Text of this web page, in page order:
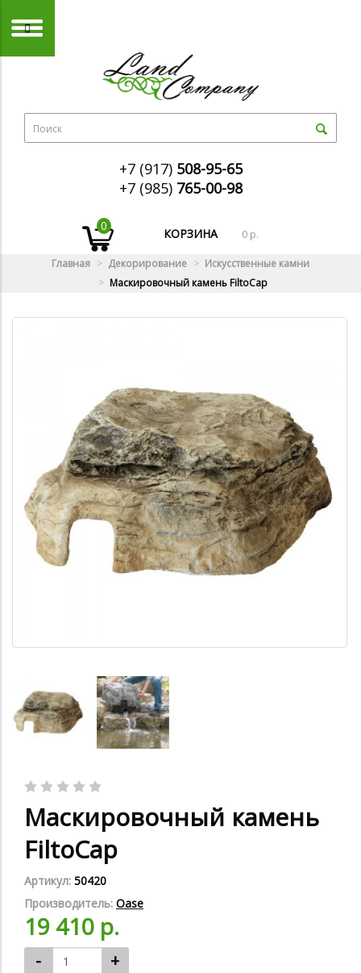
+7 (917) 508-95-65
+7 (985) 765-00-98
0
КОРЗИНА 0 р.
Главная Декорирование
Искусственные камни
Маскировочный камень FiltoCap
Маскировочный камень
FiltoCap
Артикул: 50420
Производитель: Oase
19 410 р.
- +